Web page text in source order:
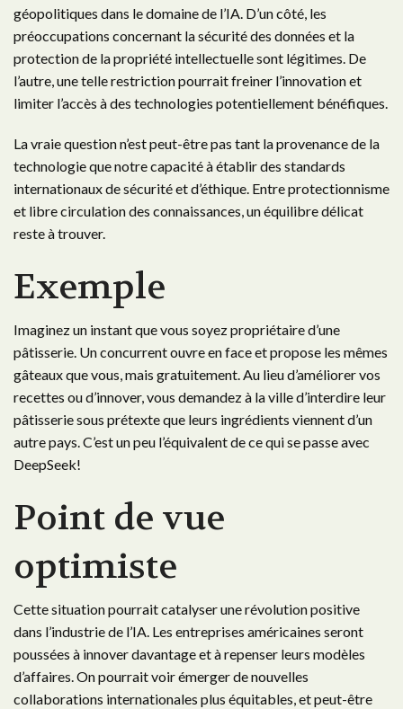
géopolitiques dans le domaine de l’IA. D’un côté, les
préoccupations concernant la sécurité des données et la
protection de la propriété intellectuelle sont légitimes. De
l’autre, une telle restriction pourrait freiner l’innovation et
limiter l’accès à des technologies potentiellement bénéfiques.
La vraie question n’est peut-être pas tant la provenance de la
technologie que notre capacité à établir des standards
internationaux de sécurité et d’éthique. Entre protectionnisme
et libre circulation des connaissances, un équilibre délicat
reste à trouver.
Exemple
Imaginez un instant que vous soyez propriétaire d’une
pâtisserie. Un concurrent ouvre en face et propose les mêmes
gâteaux que vous, mais gratuitement. Au lieu d’améliorer vos
recettes ou d’innover, vous demandez à la ville d’interdire leur
pâtisserie sous prétexte que leurs ingrédients viennent d’un
autre pays. C’est un peu l’équivalent de ce qui se passe avec
DeepSeek!
Point de vue
optimiste
Cette situation pourrait catalyser une révolution positive
dans l’industrie de l’IA. Les entreprises américaines seront
poussées à innover davantage et à repenser leurs modèles
d’affaires. On pourrait voir émerger de nouvelles
collaborations internationales plus équitables, et peut-être